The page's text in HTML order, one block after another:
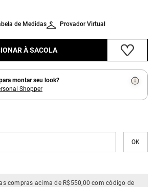
Provador Virtual
de Medidas
À SACOLA
montar seu look?
Shopper
compras acima de R$550,00 com código de